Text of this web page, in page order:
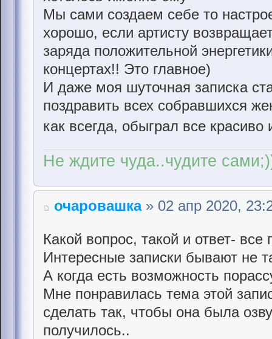
Мы сами создаем себе то
хорошо, если артисту
заряда положительной
концертах!! Это главное)
И даже моя шуточная записка
поздравить всех собравшихся
как всегда, обыграл все красиво
Не ждите чуда..чудите
очаровашка» 02 апр 2020,
Какой вопрос, такой и ответ- все
Интересные записки бывают не
А когда есть возможность
Мне понравилась тема этой
сделать так, чтобы она была
получилось..